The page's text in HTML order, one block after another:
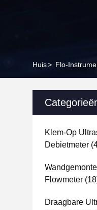
Huis> Flo-
Klem-Op
Debietmeter
Flowmeter
Draagbare